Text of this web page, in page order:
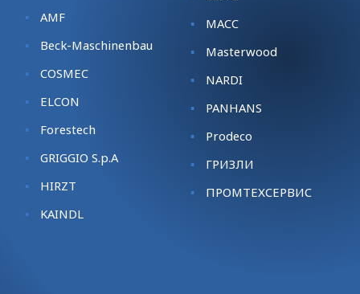
AMF
Beck-Maschinenbau
COSMEC
ELCON
Forestech
GRIGGIO S.p.A
HIRZT
KАINDL
MACC
Masterwood
NARDI
PANHANS
Prodeco
ГРИЗЛИ
ПРОМТЕХСЕРВИС